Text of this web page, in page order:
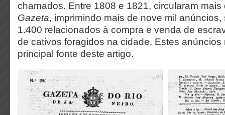
chamados. Entre 1808 e 1821, circularam
Gazeta, imprimindo mais de nove mil
1.400 relacionados à compra e venda de
de cativos foragidos na cidade. Estes anúncios
principal fonte deste artigo.